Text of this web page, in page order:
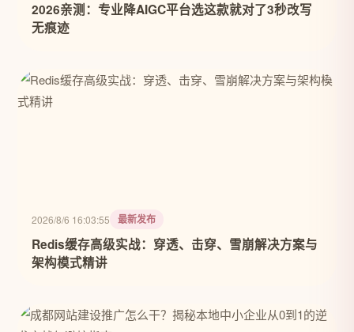
2026亲测：专业降AIGC平台选这款就对了3秒改写
无痕迹
2026/8/6 16:03:55 最新发布
Redis缓存高级实战：穿透、击穿、雪崩解决方案与
架构模式精讲